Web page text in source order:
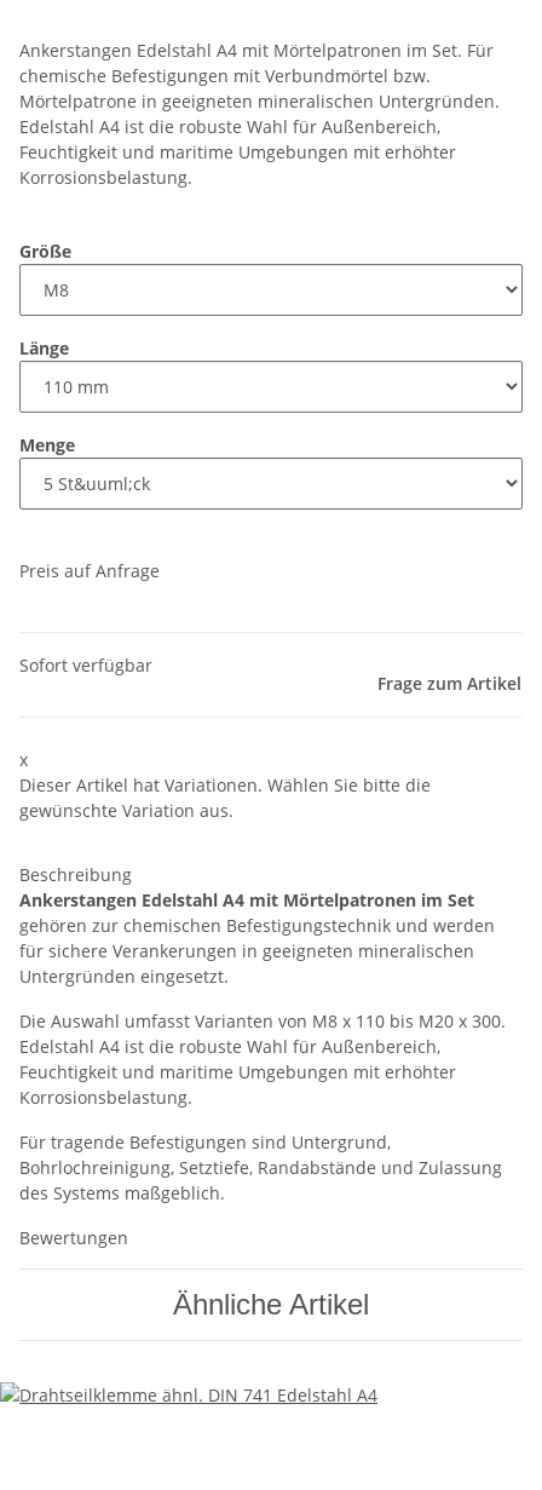
Ankerstangen Edelstahl A4 mit Mörtelpatronen im Set. Für
chemische Befestigungen mit Verbundmörtel bzw.
Mörtelpatrone in geeigneten mineralischen Untergründen.
Edelstahl A4 ist die robuste Wahl für Außenbereich,
Feuchtigkeit und maritime Umgebungen mit erhöhter
Korrosionsbelastung.
Größe
Länge
Menge
Preis auf Anfrage
Sofort verfügbar
Frage zum Artikel
x
Dieser Artikel hat Variationen. Wählen Sie bitte die
gewünschte Variation aus.
Beschreibung
Ankerstangen Edelstahl A4 mit Mörtelpatronen im Set
gehören zur chemischen Befestigungstechnik und werden
für sichere Verankerungen in geeigneten mineralischen
Untergründen eingesetzt.
Die Auswahl umfasst Varianten von M8 x 110 bis M20 x 300.
Edelstahl A4 ist die robuste Wahl für Außenbereich,
Feuchtigkeit und maritime Umgebungen mit erhöhter
Korrosionsbelastung.
Für tragende Befestigungen sind Untergrund,
Bohrlochreinigung, Setztiefe, Randabstände und Zulassung
des Systems maßgeblich.
Bewertungen
Ähnliche Artikel